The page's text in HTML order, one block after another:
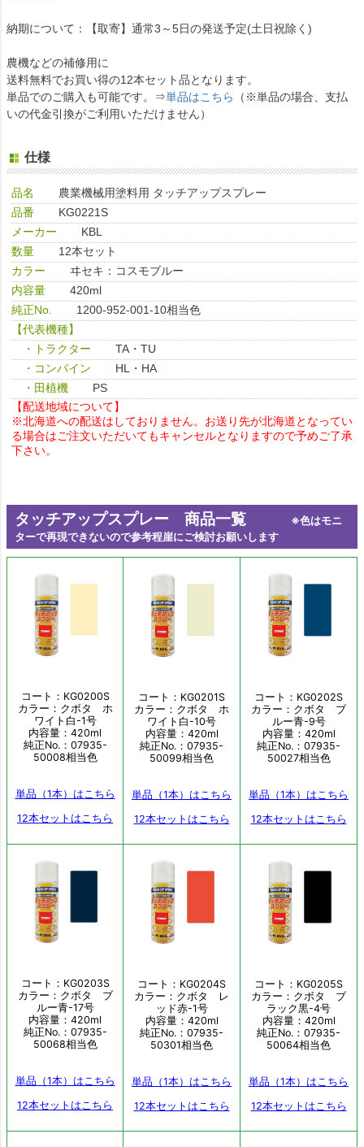
納期について：【取寄】通常3～5日の発送予定(土日祝除く)
農機などの補修用に
送料無料でお買い得の12本セット品となります。
単品でのご購入も可能です。⇒単品はこちら
（※単品の場合、支払
いの代金引換がご利用いただけません）
仕様
品名
農業機械用塗料用 タッチアップスプレー
品番
KG0221S
メーカー
KBL
数量
12本セット
カラー
ヰセキ：コスモブルー
内容量
420ml
純正No.
1200-952-001-10相当色
【代表機種】
・トラクター
TA・TU
・コンバイン
HL・HA
・田植機
PS
【配送地域について】
※北海道への配送はしておりません。お送り先が北海道となってい
る場合はご注文いただいてもキャンセルとなりますので予めご了承
下さい。